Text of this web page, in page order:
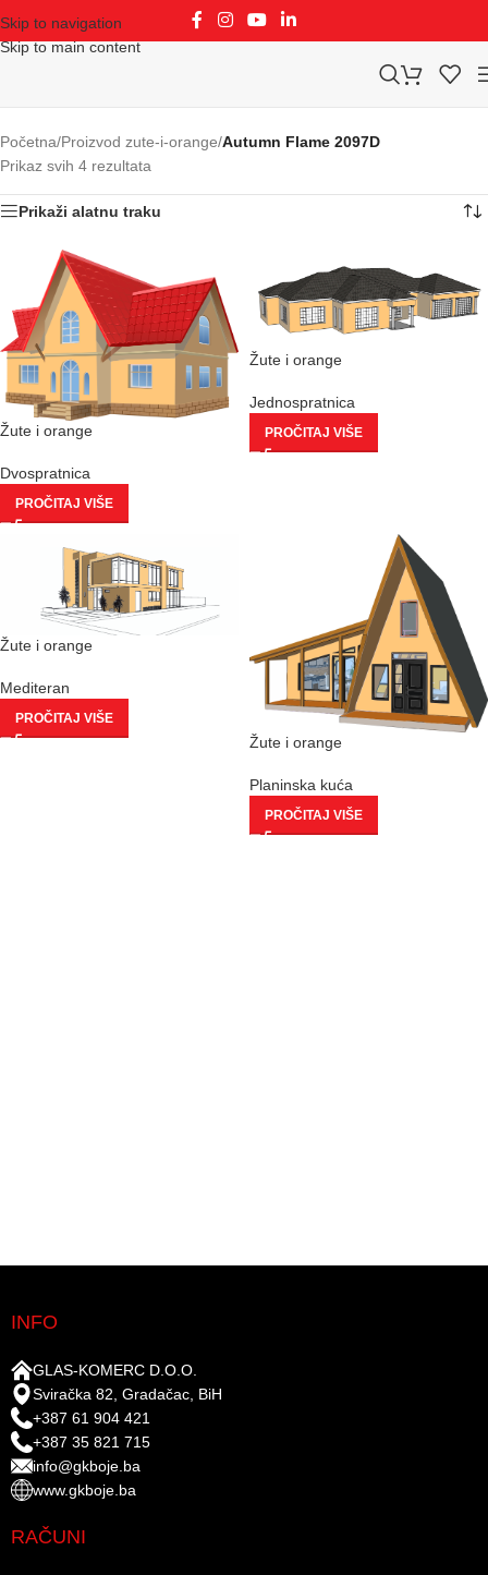
Skip to navigation
Skip to main content
Početna/Proizvod zute-i-orange/Autumn Flame 2097D
Prikaz svih 4 rezultata
Prikaži alatnu traku
Žute i orange
Dvospratnica
PROČITAJ VIŠE
Žute i orange
Jednospratnica
PROČITAJ VIŠE
Žute i orange
Mediteran
PROČITAJ VIŠE
Žute i orange
Planinska kuća
PROČITAJ VIŠE
INFO
GLAS-KOMERC D.O.O.
Sviračka 82, Gradačac, BiH
+387 61 904 421
+387 35 821 715
info@gkboje.ba
www.gkboje.ba
RAČUNI